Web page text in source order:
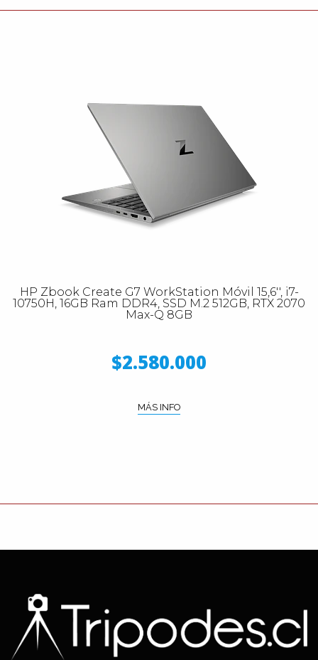
HP Zbook Create G7 WorkStation Móvil 15,6'', i7-
10750H, 16GB Ram DDR4, SSD M.2 512GB, RTX 2070
Max-Q 8GB
$2.580.000
MÁS INFO